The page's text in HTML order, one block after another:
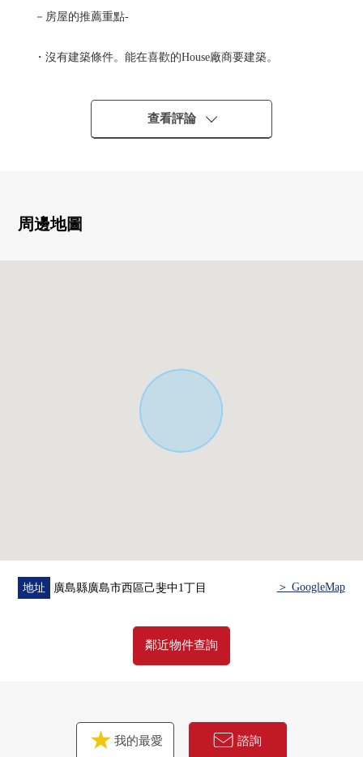
－房屋的推薦重點-
・沒有建築條件。能在喜歡的House廠商要建築。
・前面道路是北側約6.0m的公路
・接道間口，有約9.3m，也能討論復數的台階份的停車場
"最好在哪裡的建築公司、廠商"建造吧
(因為有不能夠辦理的居住地所以請諒解)
查看評論
周邊地圖
地址 廣島縣廣島市西區己斐中1丁目 ＞ GoogleMap
鄰近物件查詢
我的最愛 諮詢